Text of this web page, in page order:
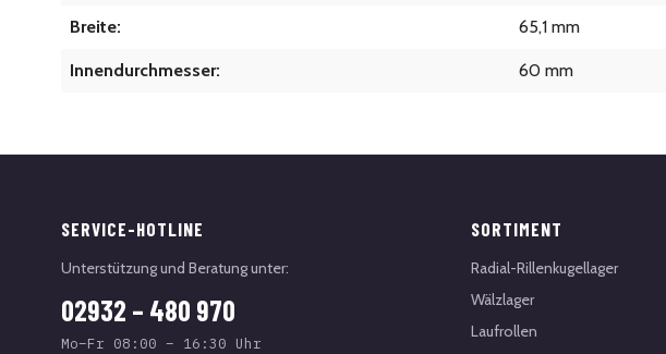
Breite: 65,1 mm
Innendurchmesser: 60 mm
SERVICE-HOTLINE
Unterstützung und Beratung unter:
02932 – 480 970
Mo–Fr 08:00 – 16:30 Uhr
SORTIMENT
Radial-Rillenkugellager
Wälzlager
Laufrollen